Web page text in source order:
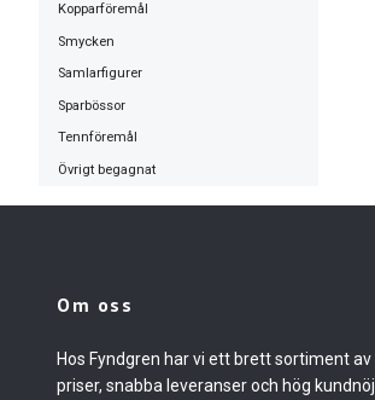
Kopparföremål
Smycken
Samlarfigurer
Sparbössor
Tennföremål
Övrigt begagnat
Om oss
Hos Fyndgren har vi ett brett sortiment
priser, snabba leveranser och hög